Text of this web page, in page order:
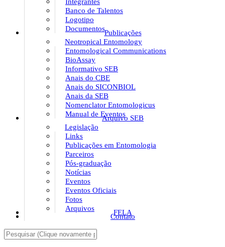
Integrantes
Banco de Talentos
Logotipo
DocumentosPublicações
Neotropical Entomology
Entomological Communications
BioAssay
Informativo SEB
Anais do CBE
Anais do SICONBIOL
Anais da SEB
Nomenclator Entomologicus
Manual de Eventos
Arquivo SEB
Legislação
Links
Publicações em Entomologia
Parceiros
Pós-graduação
Notícias
Eventos
Eventos Oficiais
Fotos
Arquivos
FELA
Contato